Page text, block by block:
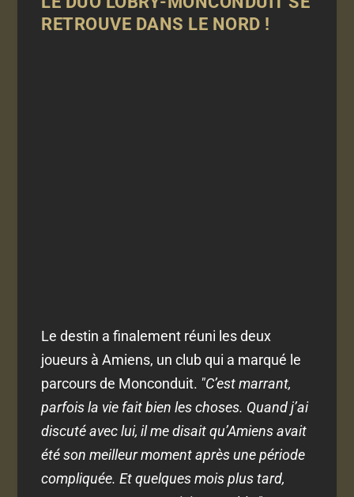
RETROUVE DANS LE NORD !
Le destin a finalement réuni les deux
joueurs à Amiens, un club qui a marqué le
parcours de Monconduit. "C’est marrant,
parfois la vie fait bien les choses. Quand j’ai
discuté avec lui, il me disait qu’Amiens avait
été son meilleur moment après une période
compliquée. Et quelques mois plus tard,